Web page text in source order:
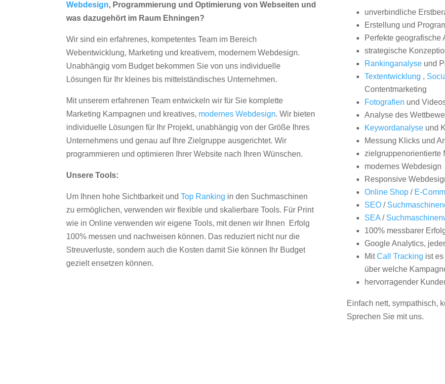
Webdesign, Programmierung und Optimierung von Webseiten und
was dazugehört im Raum Ehningen?
Wir sind ein erfahrenes, kompetentes Team im Bereich
Webentwicklung, Marketing und kreativem, modernem Webdesign.
Unabhängig vom Budget bekommen Sie von uns individuelle
Lösungen für Ihr kleines bis mittelständisches Unternehmen.
Mit unserem erfahrenen Team entwickeln wir für Sie komplette
Marketing Kampagnen und kreatives, modernes Webdesign. Wir bieten
individuelle Lösungen für Ihr Projekt, unabhängig von der Größe Ihres
Unternehmens und genau auf Ihre Zielgruppe ausgerichtet. Wir
programmieren und optimieren Ihrer Website nach Ihren Wünschen.
Unsere Tools:
Um Ihnen hohe Sichtbarkeit undTop Ranking in den Suchmaschinen
zu ermöglichen, verwenden wir flexible und skalierbare Tools. Für Print
wie in Online verwenden wir eigene Tools, mit denen wir Ihnen Erfolg
100% messen und nachweisen können. Das reduziert nicht nur die
Streuverluste, sondern auch die Kosten damit Sie können Ihr Budget
gezielt ensetzen können.
unverbindliche
Erstellung und
Perfekte geografische
strategische
Rankinganalyseund
Textentwicklung ,
Contentmarketing
Fotografien und
Analyse des
Keywordanalyseund
Messung Klicks und
zielgruppenorientierte
modernes Webdesign
Responsive
Online Shop/ E-
SEO/
SEA/
100% messbarer
Google Analytics,
MitCall Tracking ist
über welche
hervorragender
Einfach nett, sympathisch,
Sprechen Sie mit uns.